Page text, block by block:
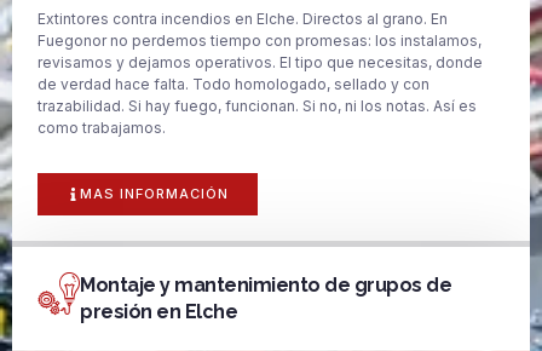
Extintores contra incendios en Elche. Directos al grano. En
Fuegonor no perdemos tiempo con promesas: los instalamos,
revisamos y dejamos operativos. El tipo que necesitas, donde
de verdad hace falta. Todo homologado, sellado y con
trazabilidad. Si hay fuego, funcionan. Si no, ni los notas. Así es
como trabajamos.
MAS INFORMACIÓN
Montaje y mantenimiento de grupos de
presión en Elche